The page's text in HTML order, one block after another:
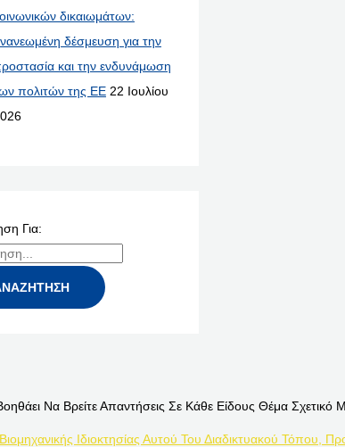
δικαιωμάτων:
δέσμευση για την
και την ενδυνάμωση
πολιτών της ΕΕ 22 Ιουλίου
Για:
Να Βρείτε Απαντήσεις Σε Κάθε Είδους Θέμα
Ιδιοκτησίας Αυτού Του Διαδικτυακού Τόπου,